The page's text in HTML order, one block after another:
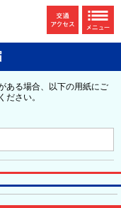
ある場合、以下の用紙にご
ださい。